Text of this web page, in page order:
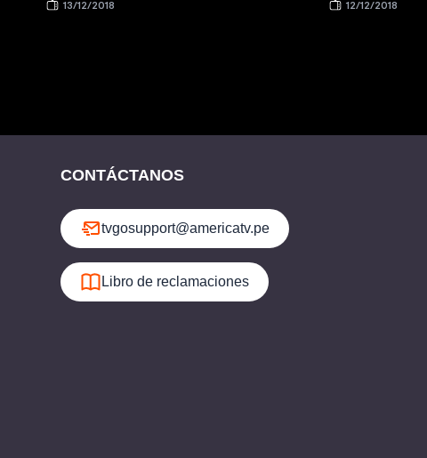
13/12/2018 12/12/2018
CONTÁCTANOS
tvgosupport@americatv.pe
Libro de reclamaciones